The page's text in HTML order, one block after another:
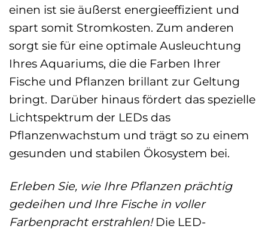
einen ist sie äußerst energieeffizient und
spart somit Stromkosten. Zum anderen
sorgt sie für eine optimale Ausleuchtung
Ihres Aquariums, die die Farben Ihrer
Fische und Pflanzen brillant zur Geltung
bringt. Darüber hinaus fördert das spezielle
Lichtspektrum der LEDs das
Pflanzenwachstum und trägt so zu einem
gesunden und stabilen Ökosystem bei.
Erleben Sie, wie Ihre Pflanzen prächtig
gedeihen und Ihre Fische in voller
Farbenpracht erstrahlen!Die LED-